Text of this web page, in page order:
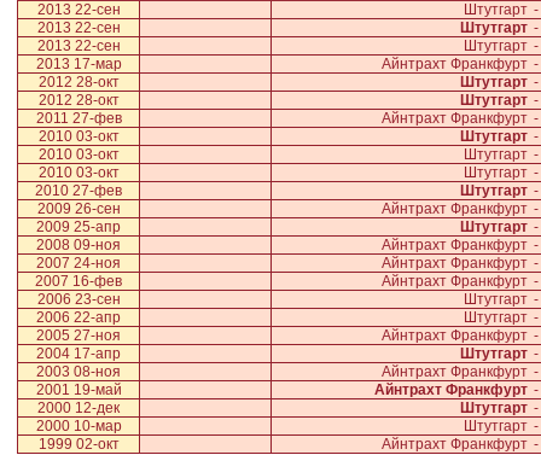
2013 22-сен
Штутгарт -
2013 22-сен
Штутгарт -
2013 22-сен
Штутгарт -
2013 17-мар
Айнтрахт Франкфурт -
2012 28-окт
Штутгарт -
2012 28-окт
Штутгарт -
2011 27-фев
Айнтрахт Франкфурт -
2010 03-окт
Штутгарт -
2010 03-окт
Штутгарт -
2010 03-окт
Штутгарт -
2010 27-фев
Штутгарт -
2009 26-сен
Айнтрахт Франкфурт -
2009 25-апр
Штутгарт -
2008 09-ноя
Айнтрахт Франкфурт -
2007 24-ноя
Айнтрахт Франкфурт -
2007 16-фев
Айнтрахт Франкфурт -
2006 23-сен
Штутгарт -
2006 22-апр
Штутгарт -
2005 27-ноя
Айнтрахт Франкфурт -
2004 17-апр
Штутгарт -
2003 08-ноя
Айнтрахт Франкфурт -
2001 19-май
Айнтрахт Франкфурт -
2000 12-дек
Штутгарт -
2000 10-мар
Штутгарт -
1999 02-окт
Айнтрахт Франкфурт -